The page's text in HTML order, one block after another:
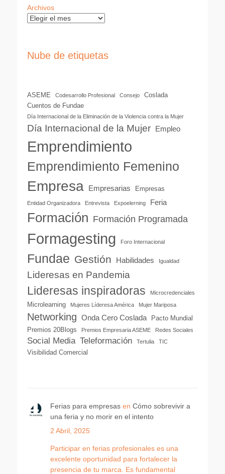
Archivos
Nube de etiquetas
ASEME Codesarrollo Profesional Consejo
Coslada
Cuentos de Fundae
Día Internacional de la Eliminación de la Violencia contra la Mujer
Día Internacional de la Mujer Empleo
Emprendimiento
Emprendimiento Femenino
Empresa Empresarias Empresas
Entidad Organizadora Entrevista Expoelerning Feria
Formación Formación Programada
Formagesting Foro Internacional
Fundae Gestión Habilidades Igualdad
Lideresas en Pandemia
Lideresas inspiradoras Microcredenciales
Microlearning Mujeres Líderesa América Mujer Mariposa
Networking Onda Cero Coslada
Pacto Mundial
Premios 20Blogs
Premios Empresaria ASEME Redes Sociales
Social Media Teleformación Tertulia TIC
Visibilidad Comercial
Ferias para empresasen Cómo sobrevivir a
una feria y no morir en el intento
2 Abril, 2025
Participar en ferias profesionales es una
excelente oportunidad para fortalecer la
presencia de tu marca. Es fundamental